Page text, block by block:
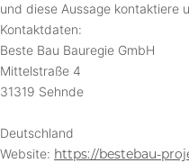
und diese Aussage kontaktiere
Kontaktdaten:
Beste Bau Bauregie GmbH
Mittelstraße 4
31319 Sehnde
Deutschland
Website: https://bestebau-